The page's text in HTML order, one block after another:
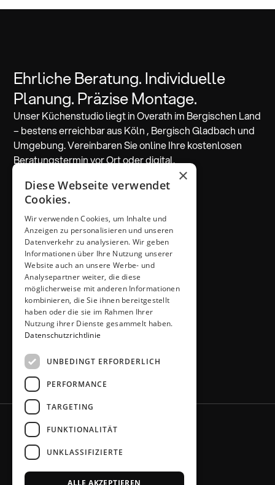
Ehrliche Beratung. Individuelle
Planung. Präzise Montage.
Unser Küchenstudio liegt in Overath im Bergischen Land
– bestens erreichbar aus Köln , Bergisch Gladbach und
Umgebung. Vereinbaren Sie online Ihre kostenlosen
Beratungstermin vor Ort oder digital.
Beratung vereinbaren
ADRESSE & KONTAKT
Küchen Thiemann
Thiemann GmbH
Krombacher Straße 4
51491 Overath
02206 / 6461
info@kuechen-thiemann.de
ÖFFNUNGSZEITEN
Mo – Fr
9 – 18 Uhr
Sa
9 – 13 Uhr
oder gerne nach Absprache
×
Diese Webseite verwendet
Cookies.
Wir verwenden Cookies, um Inhalte und
Anzeigen zu personalisieren und unseren
Datenverkehr zu analysieren. Wir geben
Informationen über Ihre Nutzung unserer
Website auch an unsere Werbe- und
Analysepartner weiter, die diese
möglicherweise mit anderen Informationen
kombinieren, die Sie ihnen bereitgestellt
haben oder die sie im Rahmen Ihrer
Nutzung ihrer Dienste gesammelt haben.
Datenschutzrichtlinie
UNBEDINGT ERFORDERLICH
PERFORMANCE
TARGETING
FUNKTIONALITÄT
UNKLASSIFIZIERTE
ALLE AKZEPTIEREN